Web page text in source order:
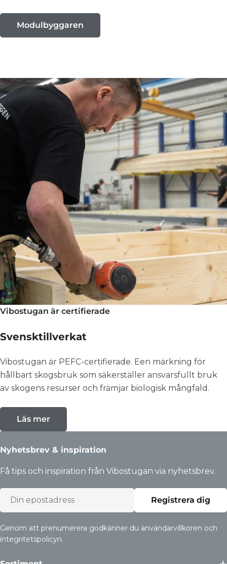
Modulbyggaren
Vibostugan är certifierade
Svensktillverkat
Vibostugan är PEFC-certifierade. Een märkning för
hållbart skogsbruk som säkerställer ansvarsfullt bruk
av skogens resurser och främjar biologisk mångfald.
Läs mer
Nyhetsbrev & inspiration
Få tips och inspiration från Vibostugan via nyhetsbrev.
Epost
Registrera dig
Genom att prenumerera godkänner du användarvillkoren och
integritetspolicyn.